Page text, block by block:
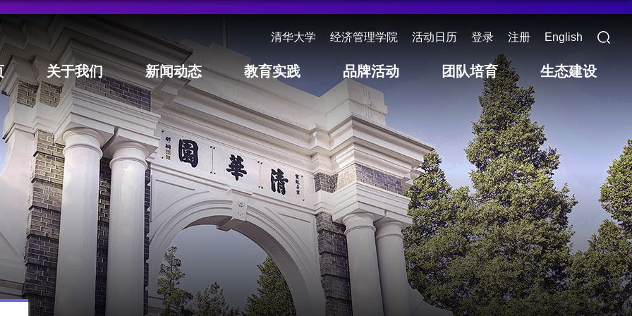
清华大学 经济管理学院 活动日历 登录 注册 English
关于我们 新闻动态 教育实践 品牌活动 团队培育 生态建设